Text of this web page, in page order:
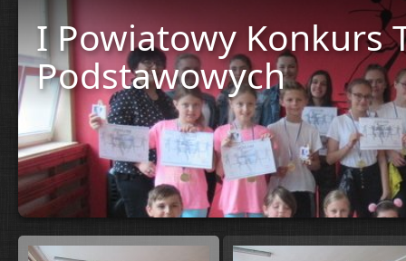
I Powiatowy Konkurs
Podstawowych